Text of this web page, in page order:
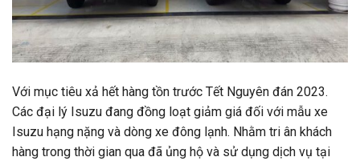
Với mục tiêu xả hết hàng tồn trước Tết Nguyên đán 2023.
Các đại lý Isuzu đang đồng loạt giảm giá đối với mẫu xe
Isuzu hạng nặng và dòng xe đông lạnh. Nhằm tri ân khách
hàng trong thời gian qua đã ủng hộ và sử dụng dịch vụ tại